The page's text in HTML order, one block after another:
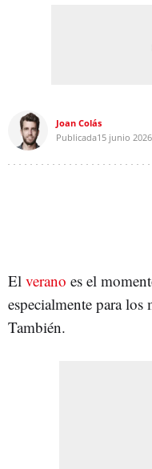
Joan Colás
Publicada15 junio 2026
El verano es el
especialmente para los
También.